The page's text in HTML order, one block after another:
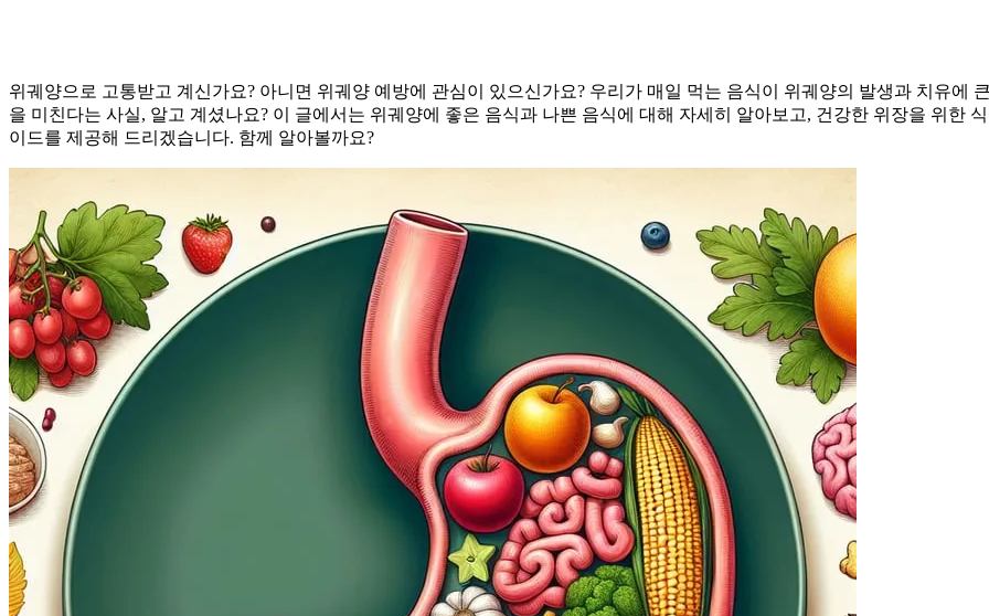
위궤양으로 고통받고 계신가요? 아니면 위궤양 예방에 관심이 있으신가요? 우리가 매일 먹는 음식이 위궤양의 발생과 치유에
을 미친다는 사실, 알고 계셨나요? 이 글에서는 위궤양에 좋은 음식과 나쁜 음식에 대해 자세히 알아보고, 건강한 위장을 위한
이드를 제공해 드리겠습니다. 함께 알아볼까요?